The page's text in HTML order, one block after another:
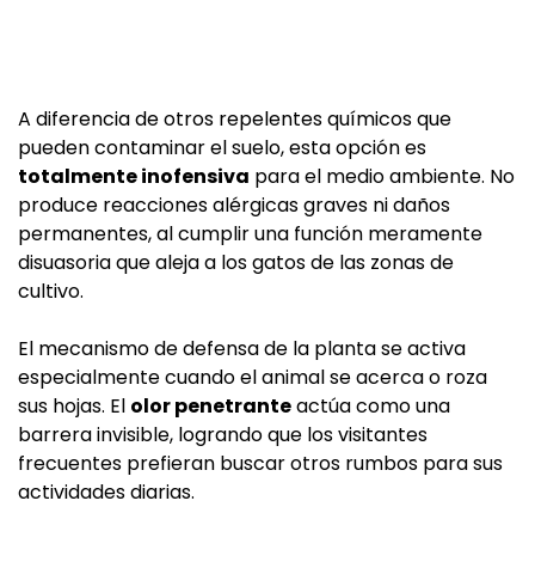
A diferencia de otros repelentes químicos que
pueden contaminar el suelo, esta opción es
totalmente inofensiva para el medio ambiente. No
produce reacciones alérgicas graves ni daños
permanentes, al cumplir una función meramente
disuasoria que aleja a los gatos de las zonas de
cultivo.
El mecanismo de defensa de la planta se activa
especialmente cuando el animal se acerca o roza
sus hojas. El olor penetranteactúa como una
barrera invisible, logrando que los visitantes
frecuentes prefieran buscar otros rumbos para sus
actividades diarias.